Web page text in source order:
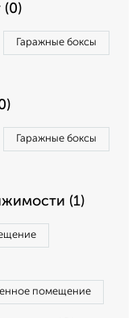
(0)
Гаражные боксы
Гаражные боксы
(1)
помещение